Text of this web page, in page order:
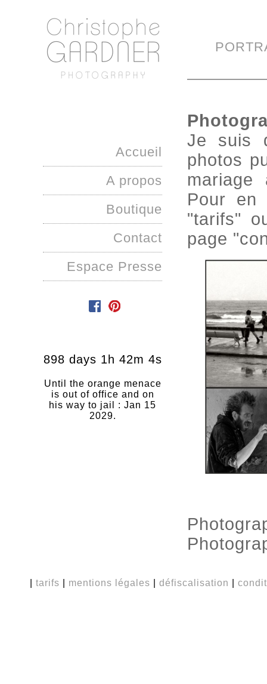
Accueil
A propos
Boutique
Contact
Espace Presse
898 days 1h 42m 3s
Until the orange menace
is out of office and on
his way to jail : Jan 15
2029.
Je suis
photos
Pour en
"tarifs"
page
tarifs mentions légales défiscalisation